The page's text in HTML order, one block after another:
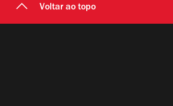
Voltar ao topo